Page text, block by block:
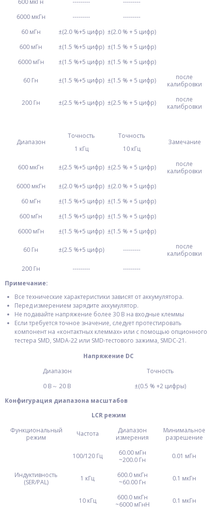
600 мкГн ---------
---------
6000 мкГн
---------
---------
60 мГн
±(2.0 %+5 цифр) ±(2.0 % + 5 цифр)
600 мГн
±(1.5 %+5 цифр) ±(1.5 % + 5 цифр)
6000 мГн
±(1.5 %+5 цифр) ±(1.5 % + 5 цифр)
60 Гн ±(1.5 %+5 цифр) ±(1.5 % + 5 цифр)
после
калибровки
200 Гн ±(2.5 %+5 цифр) ±(2.5 % + 5 цифр)
после
калибровки
Диапазон
Точность
1 кГц
Точность
10 кГц
Замечание
600 мкГн ±(2.5 %+5 цифр) ±(2.5 % + 5 цифр)
после
калибровки
6000 мкГн
±(2.0 %+5 цифр) ±(2.0 % + 5 цифр)
60 мГн
±(1.5 %+5 цифр) ±(1.5 % + 5 цифр)
600 мГн
±(1.5 %+5 цифр) ±(1.5 % + 5 цифр)
6000 мГн
±(1.5 %+5 цифр) ±(1.5 % + 5 цифр)
60 Гн ±(2.5 %+5 цифр) ---------
после
калибровки
200 Гн
---------
---------
Примечание:
Все технические характеристики зависят от аккумулятора.
Перед измерением зарядите аккумулятор.
Не подавайте напряжение более 30 В на входные клеммы
Если требуется точное значение, следует протестировать
компонент на «контактных клеммах» или с помощью опционного
тестера SMD, SMDA-22 или SMD-тестового зажима, SMDC-21.
Напряжение DC
Диапазон
Точность
0 В～ 20 В
±(0.5 % +2 цифры)
Конфигурация диапазона масштабов
LCR режим
Функциональный
режим
Частота
Диапазон
измерения
Минимальное
разрешение
Индуктивность
(SER/PAL)
100/120 Гц
60.00 мГн
~200.0 Гн
0.01 мГн
1 кГц
600.0 мкГн
~60.00 Гн
0.1 мкГн
10 кГц
600.0 мкГн
~6000 мГнH
0.1 мкГн